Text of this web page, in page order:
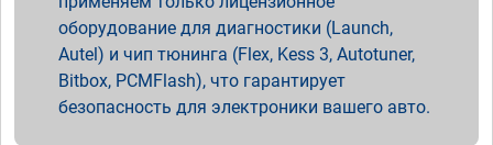
оборудование для диагностики (Launch,
Autel) и чип тюнинга (Flex, Kess 3, Autotuner,
Bitbox, PCMFlash), что гарантирует
безопасность для электроники вашего авто.